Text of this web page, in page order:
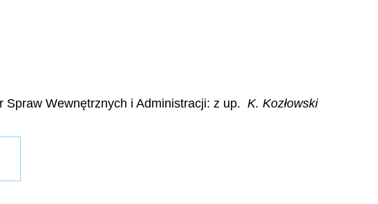
Spraw Wewnętrznych i Administracji: z up. K. Kozłowski